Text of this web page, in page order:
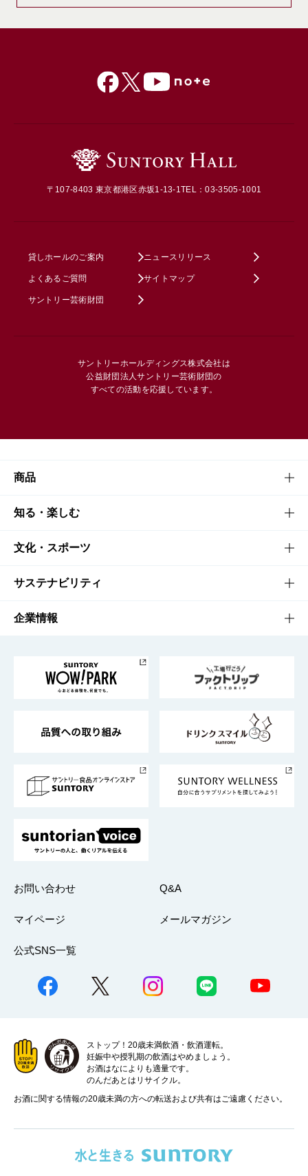
〒107-8403 東京都港区赤坂1-13-1TEL：03-3505-1001
貸しホールのご案内 ニュースリリース
よくあるご質問 サイトマップ
サントリー芸術財団
サントリーホールディングス株式会社は
公益財団法人サントリー芸術財団の
すべての活動を応援しています。
商品
商品TOP
商品一覧
商品発売情報
栄養成分一覧
知る・楽しむ
知る・楽しむTOP
キャンペーン
工場見学
地域情報
文化・スポーツ
文化・スポーツTOP
サントリーホール
サントリーサンバーズ大阪
サステナビリティ
サステナビリティTOP
サントリーが考えるサステナビリティ経営
企業情報
企業概要
採用情報
お問い合わせ Q&A
マイページ メールマガジン
公式SNS一覧
ストップ！20歳未満飲酒・飲酒運転。
妊娠中や授乳期の飲酒はやめましょう。
お酒はなによりも適量です。
のんだあとはリサイクル。
お酒に関する情報の20歳未満の方への転送および共有はご遠慮ください。